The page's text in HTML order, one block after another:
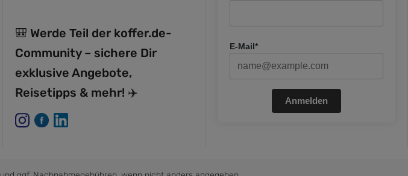
🎒 Werde Teil der koffer.de-
Community – sichere Dir
exklusive Angebote,
Reisetipps & mehr! ✈️
E-Mail*
Anmelden